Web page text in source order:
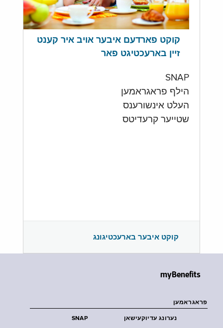
קוקט פארדעם איבער אויב איר קענט
זיין בארעכטיגט פאר
SNAP
הילף פראגראמען
העלט אינשורענס
שטייער קרעדיטס
קוקט איבער בארעכטיגונג
myBenefits
פראגראמען
SNAP נערונג עדיוקעישאן